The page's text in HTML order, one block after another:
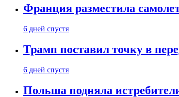
Франция разместила
6 дней спустя
Трамп поставил точку в
6 дней спустя
Польша подняла